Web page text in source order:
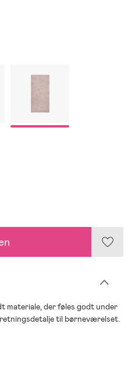
materiale, der føles godt under
til børneværelset.